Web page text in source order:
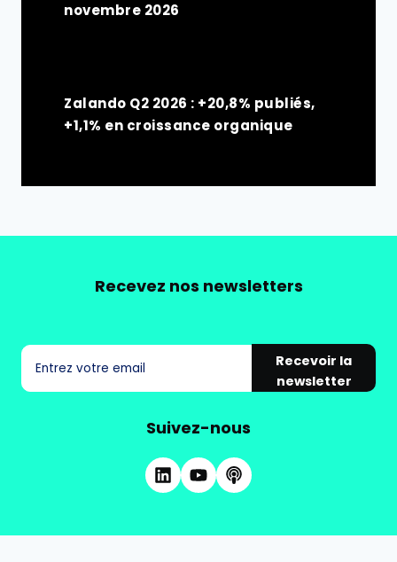
novembre 2026
Zalando Q2 2026 : +20,8% publiés,
+1,1% en croissance organique
Recevez nos newsletters
Recevoir la
newsletter
Suivez-nous